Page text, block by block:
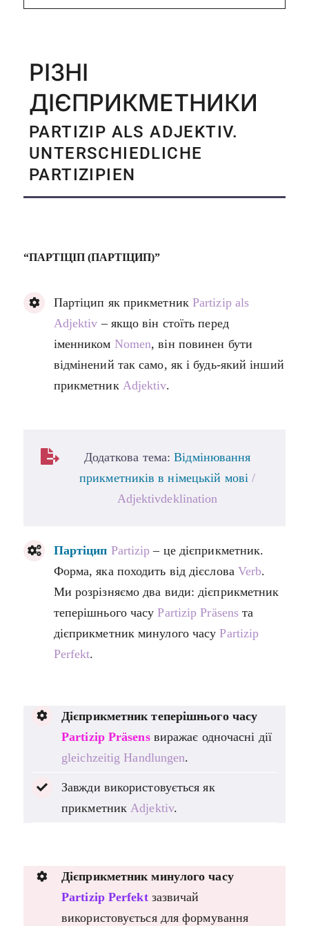
РІЗНІ
ДІЄПРИКМЕТНИКИ
PARTIZIP ALS ADJEKTIV.
UNTERSCHIEDLICHE
PARTIZIPIEN
“ПАРТІЦІП (ПАРТІЦИП)”
Партіцип як прикметник Partizip als
Adjektiv – якщо він стоїть перед
іменником Nomen, він повинен бути
відмінений так само, як і будь-який інший
прикметник Adjektiv.
Додаткова тема:Відмінювання
прикметників в німецькій мові/
Adjektivdeklination
Партіцип Partizip – це дієприкметник.
Форма, яка походить від дієслова Verb.
Ми розрізняємо два види: дієприкметник
теперішнього часуPartizip Präsens та
дієприкметник минулого часуPartizip
Perfekt.
Дієприкметник теперішнього часу
Partizip Präsensвиражає одночасні дії
gleichzeitig Handlungen.
Завжди використовується як
прикметникAdjektiv.
Дієприкметник минулого часу
Partizip Perfektзазвичай
використовується для формування